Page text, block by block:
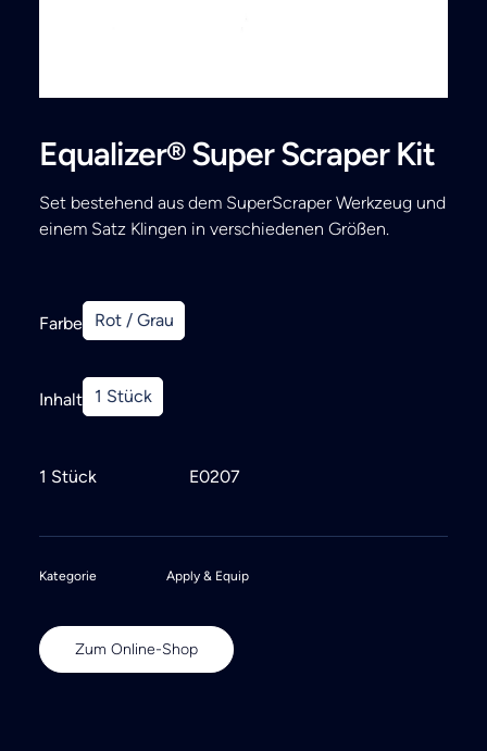
Equalizer® Super Scraper Kit
Set bestehend aus dem SuperScraper Werkzeug und
einem Satz Klingen in verschiedenen Größen.
Farbe Rot / Grau
Inhalt 1 Stück
1 Stück E0207
Kategorie Apply & Equip
Zum Online-Shop